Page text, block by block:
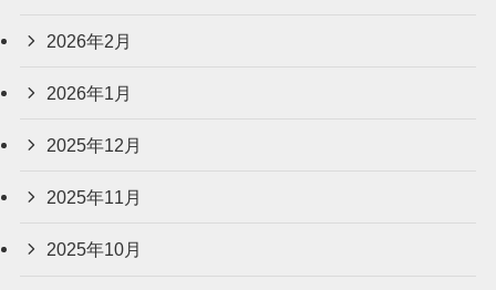
2026年2月
2026年1月
2025年12月
2025年11月
2025年10月